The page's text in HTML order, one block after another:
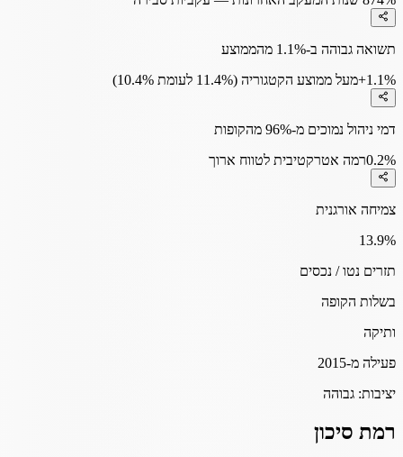
תשואה גבוהה ב-1.1% מהממוצע
+1.1%מעל ממוצע הקטגוריה (11.4% לעומת 10.4%)
דמי ניהול נמוכים מ-96% מהקופות
0.2%רמה אטרקטיבית לטווח ארוך
צמיחה אורגנית
13.9%
תזרים נטו / נכסים
בשלות הקופה
ותיקה
פעילה מ-2015
יציבות: גבוהה
רמת סיכון